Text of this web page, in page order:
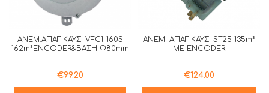
ΑΝΕΜ.ΑΠΑΓ.ΚΑΥΣ. VFC1-160S
162m³ENCODER&ΒΑΣΗ Φ80mm
€99.20
ΑΝΕΜ. ΑΠΑΓ.ΚΑΥΣ. ST25 135m³
ME ENCODER
€124.00